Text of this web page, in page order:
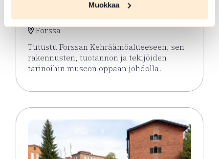
Muokkaa
Kehräämökierrokset
Forssa
Tutustu Forssan Kehräämöalueeseen, sen
rakennusten, tuotannon ja tekijöiden
tarinoihin museon oppaan johdolla.
Lue lisää tapahtumasta Opastetut